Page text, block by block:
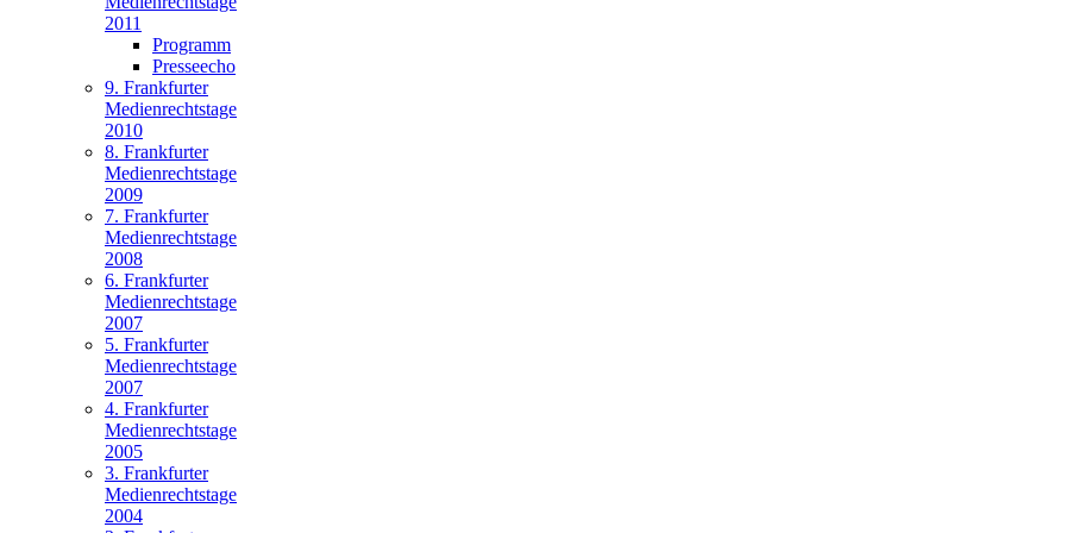
2011
Programm
Presseecho
9. Frankfurter
Medienrechtstage
2010
8. Frankfurter
Medienrechtstage
2009
7. Frankfurter
Medienrechtstage
2008
6. Frankfurter
Medienrechtstage
2007
5. Frankfurter
Medienrechtstage
2007
4. Frankfurter
Medienrechtstage
2005
3. Frankfurter
Medienrechtstage
2004